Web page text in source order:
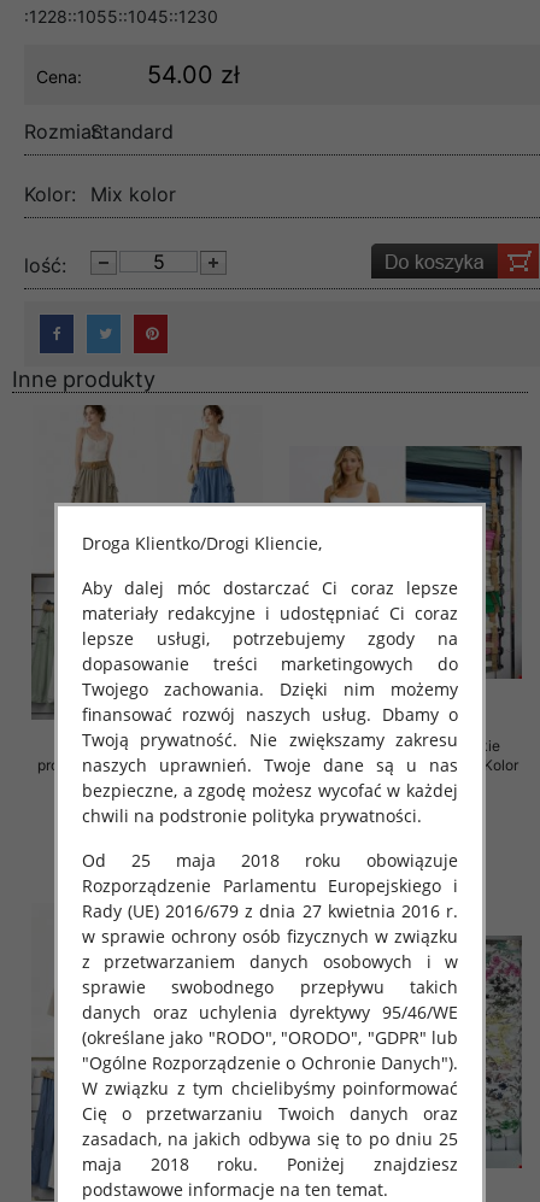
:1228::1055::1045::1230
Cena: 54.00 zł
Rozmiar:Standard
Kolor: Mix kolor
lość:
Inne produkty
Spódnice damskie (Włoskie
produkt) Roz Standard, Mix Kolor
Paczka 5 szt
38.00 zł
Spódnice damskie (Włoskie
produkt) Roz Standard, Mix Kolor
Paczka 5 szt
35.00 zł
Droga Klientko/Drogi Kliencie,
Aby dalej móc dostarczać Ci coraz lepsze
materiały redakcyjne i udostępniać Ci coraz
lepsze usługi, potrzebujemy zgody na
dopasowanie treści marketingowych do
Twojego zachowania. Dzięki nim możemy
finansować rozwój naszych usług. Dbamy o
Twoją prywatność. Nie zwiększamy zakresu
naszych uprawnień. Twoje dane są u nas
bezpieczne, a zgodę możesz wycofać w każdej
chwili na podstronie polityka prywatności.
Od 25 maja 2018 roku obowiązuje
Rozporządzenie Parlamentu Europejskiego i
Rady (UE) 2016/679 z dnia 27 kwietnia 2016 r.
w sprawie ochrony osób fizycznych w związku
z przetwarzaniem danych osobowych i w
sprawie swobodnego przepływu takich
danych oraz uchylenia dyrektywy 95/46/WE
(określane jako "RODO", "ORODO", "GDPR" lub
"Ogólne Rozporządzenie o Ochronie Danych").
W związku z tym chcielibyśmy poinformować
Cię o przetwarzaniu Twoich danych oraz
zasadach, na jakich odbywa się to po dniu 25
maja 2018 roku. Poniżej znajdziesz
podstawowe informacje na ten temat.